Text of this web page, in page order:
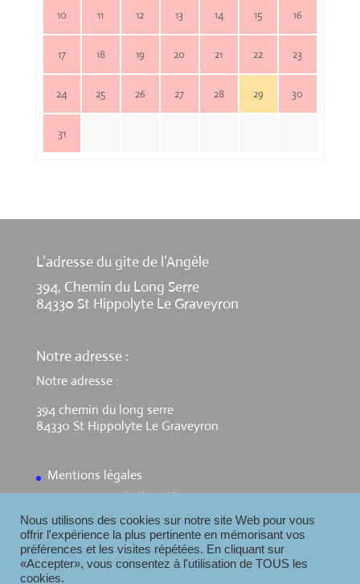
10 11 12 13 14 15 16
17 18 19 20 21 22 23
24 25 26 27 28 29 30
31
L’adresse du gite de l’Angèle
394, Chemin du Long Serre
84330 St Hippolyte Le Graveyron
Notre adresse :
Notre adresse :
394 chemin du long serre
84330 St Hippolyte Le Graveyron
Mentions légales
Contact Gite de l’Angèle
Nous utilisons des cookies sur notre site Web pour vous
offrir l'expérience la plus pertinente en mémorisant vos
préférences et les visites répétées. En cliquant sur
«Accepter», vous consentez à l'utilisation de TOUS les
cookies.